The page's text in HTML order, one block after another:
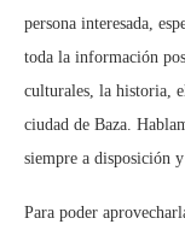
persona interesada,
toda la información
culturales, la historia,
ciudad de Baza.
siempre a disposición
Para poder